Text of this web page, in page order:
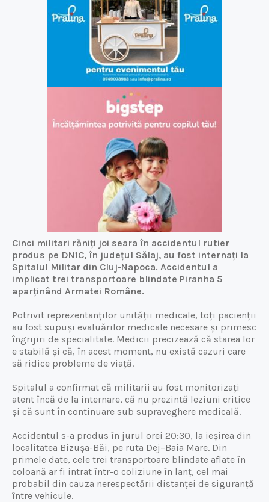
Cinci militari răniți joi seara în accidentul rutier
produs pe DN1C, în județul Sălaj, au fost internați la
Spitalul Militar din Cluj-Napoca. Accidentul a
implicat trei transportoare blindate Piranha 5
aparținând Armatei Române.
Potrivit reprezentanților unității medicale, toți pacienții
au fost supuși evaluărilor medicale necesare și primesc
îngrijiri de specialitate. Medicii precizează că starea lor
e stabilă și că, în acest moment, nu există cazuri care
să ridice probleme de viață.
Spitalul a confirmat că militarii au fost monitorizați
atent încă de la internare, că nu prezintă leziuni critice
și că sunt în continuare sub supraveghere medicală.
Accidentul s-a produs în jurul orei 20:30, la ieșirea din
localitatea Bizușa-Băi, pe ruta Dej–Baia Mare. Din
primele date, cele trei transportoare blindate aflate în
coloană ar fi intrat într-o coliziune în lanț, cel mai
probabil din cauza nerespectării distanței de siguranță
între vehicule.